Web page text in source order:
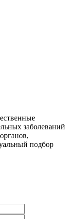
заболеваний
подбор